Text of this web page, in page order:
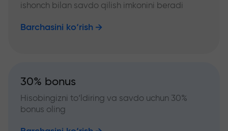
ishonch bilan savdo qilish imkonini beradi
Barchasini ko‘rish
30% bonus
Hisobingizni to‘ldiring va savdo uchun 30%
bonus oling